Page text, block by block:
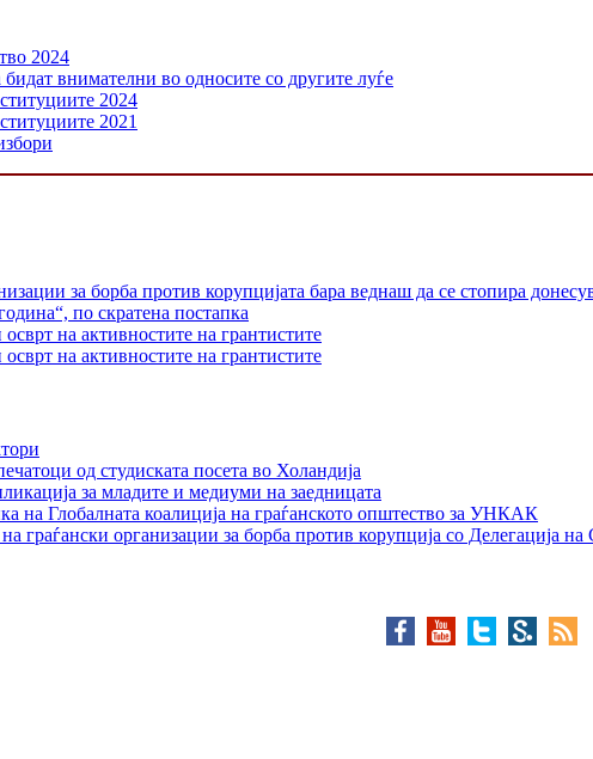
2024
бидат внимателни во односите со другите луѓе
2024
2021
за борба против корупцијата бара веднаш да се стопира
по скратена постапка
на активностите на грантистите
на активностите на грантистите
од студиската посета во Холандија
за младите и медиуми на заедницата
на Глобалната коалиција на граѓанското општество за УНКАК
граѓански организации за борба против корупција со Делегација